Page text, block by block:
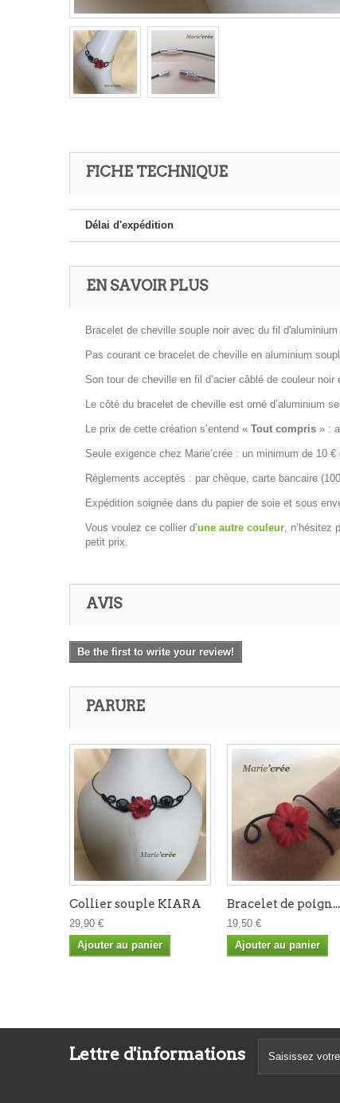
FICHE TECHNIQUE
Délai d'expédition
EN SAVOIR PLUS
Bracelet de cheville souple noir avec du fil
Pas courant ce bracelet de cheville en aluminium
Son tour de cheville en fil d’acier câblé de couleur
Le côté du bracelet de cheville est orné d’aluminium
Le prix de cette création s’entend « Tout compris » :
Seule exigence chez Marie’crée : un minimum de 10
Règlements acceptés : par chèque, carte bancaire
Expédition soignée dans du papier de soie et sous
Vous voulez ce collier d’une autre couleur ,
petit prix.
AVIS
Be the first to write your review!
PARURE
Collier souple KIARA
29,90 €
Ajouter au panier
Bracelet de poign...
19,50 €
Ajouter au panier
Lettre d'informations